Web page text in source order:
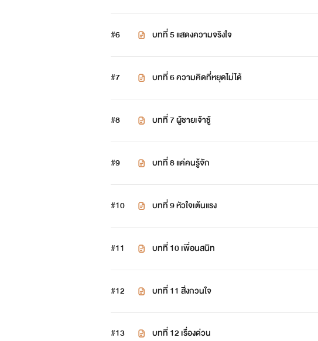
#6 บทที่ 5 แสดงความจริงใจ
#7 บทที่ 6 ความคิดที่หยุดไม่ได้
#8 บทที่ 7 ผู้ชายเจ้าชู้
#9 บทที่ 8 แค่คนรู้จัก
#10 บทที่ 9 หัวใจเต้นแรง
#11 บทที่ 10 เพื่อนสนิท
#12 บทที่ 11 สิ่งกวนใจ
#13 บทที่ 12 เรื่องด่วน